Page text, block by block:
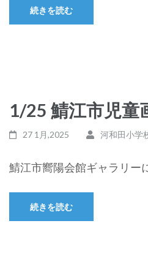
続きを読む
1/25 鯖江市児童
27 1月,2025 河和田小学
鯖江市嚮陽会館ギャラリー
続きを読む